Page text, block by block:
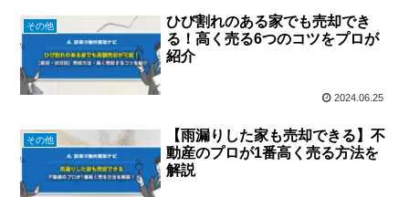
その他
ひび割れのある家でも売却でき
る！高く売る6つのコツをプロが
紹介
2024.06.25
その他
【雨漏りした家も売却できる】不
動産のプロが1番高く売る方法を
解説